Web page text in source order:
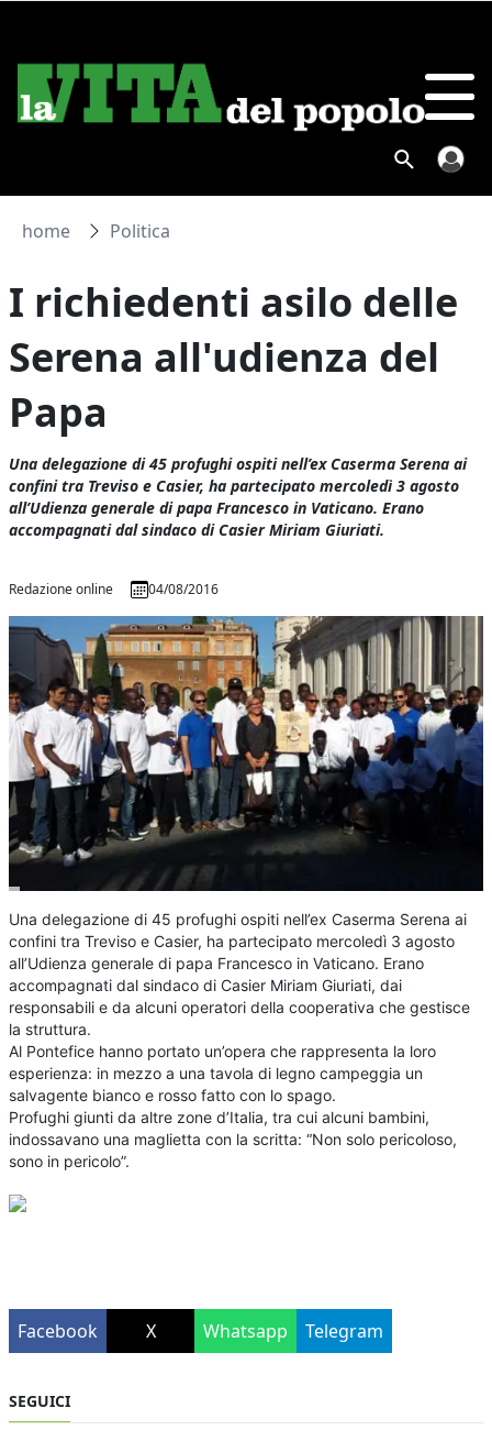
home Politica
I richiedenti asilo delle
Serena all'udienza del
Papa
Una delegazione di 45 profughi ospiti nell’ex Caserma Serena ai
confini tra Treviso e Casier, ha partecipato mercoledì 3 agosto
all’Udienza generale di papa Francesco in Vaticano. Erano
accompagnati dal sindaco di Casier Miriam Giuriati.
Redazione online 04/08/2016
Una delegazione di 45 profughi ospiti nell’ex Caserma Serena ai
confini tra Treviso e Casier, ha partecipato mercoledì 3 agosto
all’Udienza generale di papa Francesco in Vaticano. Erano
accompagnati dal sindaco di Casier Miriam Giuriati, dai
responsabili e da alcuni operatori della cooperativa che gestisce
la struttura.
Al Pontefice hanno portato un’opera che rappresenta la loro
esperienza: in mezzo a una tavola di legno campeggia un
salvagente bianco e rosso fatto con lo spago.
Profughi giunti da altre zone d’Italia, tra cui alcuni bambini,
indossavano una maglietta con la scritta: “Non solo pericoloso,
sono in pericolo”.
Facebook X Whatsapp Telegram
SEGUICI